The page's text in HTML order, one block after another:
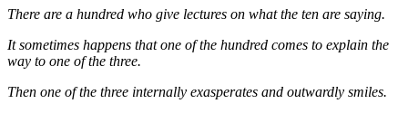
There are a hundred who give lectures on what the ten are saying.
It sometimes happens that one of the hundred comes to explain the
way to one of the three.
Then one of the three internally exasperates and outwardly smiles.